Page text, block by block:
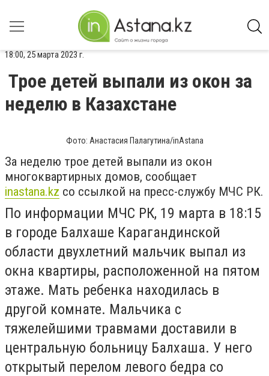
18:00, 25 марта 2023 г.
Трое детей выпали из окон за
неделю в Казахстане
Фото: Анастасия Палагутина/inAstana
За неделю трое детей выпали из окон
многоквартирных домов, сообщает
inastana.kz со ссылкой на пресс-службу МЧС РК.
По информации МЧС РК, 19 марта в 18:15
в городе Балхаше Карагандинской
области двухлетний мальчик выпал из
окна квартиры, расположенной на пятом
этаже. Мать ребенка находилась в
другой комнате. Мальчика с
тяжелейшими травмами доставили в
центральную больницу Балхаша. У него
открытый перелом левого бедра со